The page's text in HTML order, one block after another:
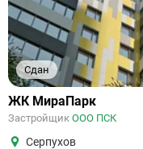
Сдан
ЖК МираПарк
Застройщик ООО ПСК
Серпухов